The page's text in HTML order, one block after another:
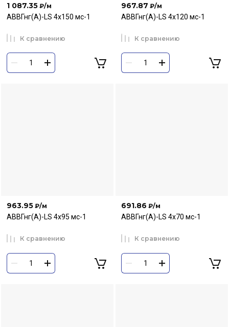
1 087.35 ₽/м
АВВГнг(А)-LS 4х150 мс-1
К сравнению
967.87 ₽/м
АВВГнг(А)-LS 4х120 мс-1
К сравнению
963.95 ₽/м
АВВГнг(А)-LS 4х95 мс-1
К сравнению
691.86 ₽/м
АВВГнг(А)-LS 4х70 мс-1
К сравнению